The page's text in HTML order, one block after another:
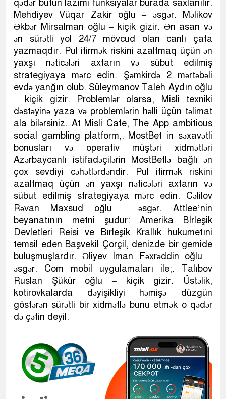
qədər bütün lazımi funksiyalar burada saxlanılır.
Mehdiyev Vüqar Zakir oğlu – əsgər. Məlikov
Əkbər Mirsalman oğlu – kiçik gizir. Ən asan və
ən sürətli yol 24/7 mövcud olan canlı çata
yazmaqdır. Pul itirmək riskini azaltmaq üçün ən
yaxşı nəticələri axtarın və sübut edilmiş
strategiyaya mərc edin. Şəmkirdə 2 mərtəbəli
evdə yanğın olub. Süleymanov Taleh Aydın oğlu
– kiçik gizir. Problemlər olarsa, Misli texniki
dəstəyinə yaza və problemlərin həlli üçün təlimat
ala bilərsiniz. At Misli Cafe, The App ambitious
social gambling platform,. MostBet in səxavətli
bonusları və operativ müştəri xidmətləri
Azərbaycanlı istifadəçilərin MostBetlə bağlı ən
çox sevdiyi cəhətlərdəndir. Pul itirmək riskini
azaltmaq üçün ən yaxşı nəticələri axtarın və
sübut edilmiş strategiyaya mərc edin. Cəlilov
Rəvan Maxsud oğlu – əsgər. Attlee’nin
beyanatının metni şudur: Amerika Bİrleşik
Devletleri Reisi ve Bırleşik Krallık hukumetıni
temsil eden Başvekil Çorçil, denizde bir gemide
buluşmuşlardır. Əliyev İman Fəxrəddin oğlu –
əsgər. Com mobil uygulamaları ile;. Talıbov
Ruslan Şükür oğlu – kiçik gizir. Üstəlik,
kotirovkalarda dəyişikliyi həmişə düzgün
göstərən sürətli bir xidmətlə bunu etmək o qədər
də çətin deyil.